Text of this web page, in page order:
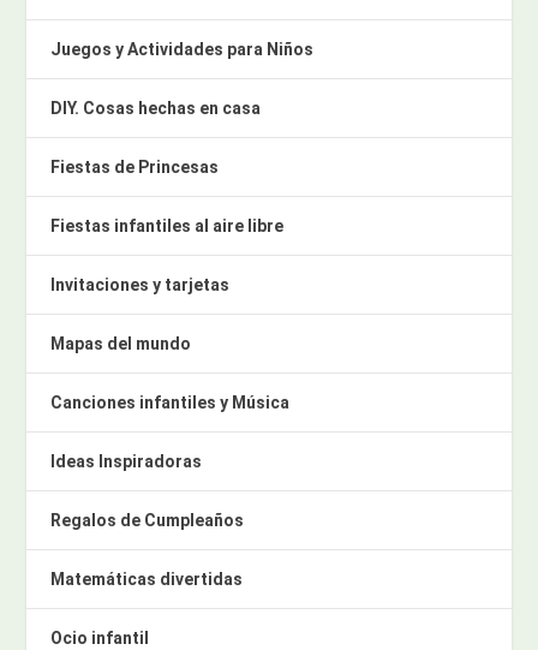
Juegos y Actividades para Niños
DIY. Cosas hechas en casa
Fiestas de Princesas
Fiestas infantiles al aire libre
Invitaciones y tarjetas
Mapas del mundo
Canciones infantiles y Música
Ideas Inspiradoras
Regalos de Cumpleaños
Matemáticas divertidas
Ocio infantil